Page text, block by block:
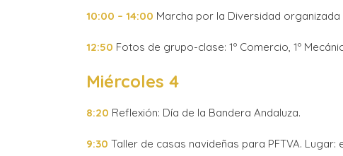
10:00 – 14:00 Marcha por la Diversidad organizada
12:50 Fotos de grupo-clase: 1º Comercio, 1º
Miércoles 4
8:20 Reflexión: Día de la Bandera Andaluza.
9:30 Taller de casas navideñas para PFTVA. Lugar: